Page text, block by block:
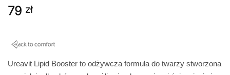
79 zł
Ureavit Lipid Booster to odżywcza formuła do twarzy stworzona